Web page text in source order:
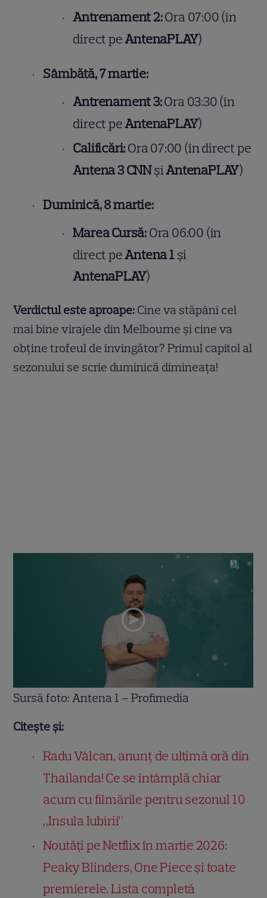
Antrenament 2:Ora 07:00 (în
direct peAntenaPLAY)
Sâmbătă, 7 martie:
Antrenament 3:Ora 03:30 (în
direct peAntenaPLAY)
Calificări:Ora 07:00 (în direct pe
Antena 3 CNNșiAntenaPLAY)
Duminică, 8 martie:
Marea Cursă:Ora 06:00 (în
direct peAntena 1și
AntenaPLAY)
Verdictul este aproape: Cine va stăpâni cel
mai bine virajele din Melbourne și cine va
obține trofeul de învingător? Primul capitol al
sezonului se scrie duminică dimineața!
Sursă foto: Antena 1 – Profimedia
Citește și:
Radu Vâlcan, anunț de ultimă oră din
Thailanda! Ce se întâmplă chiar
acum cu filmările pentru sezonul 10
„Insula Iubirii”
Noutăți pe Netflix în martie 2026:
Peaky Blinders, One Piece și toate
premierele. Lista completă